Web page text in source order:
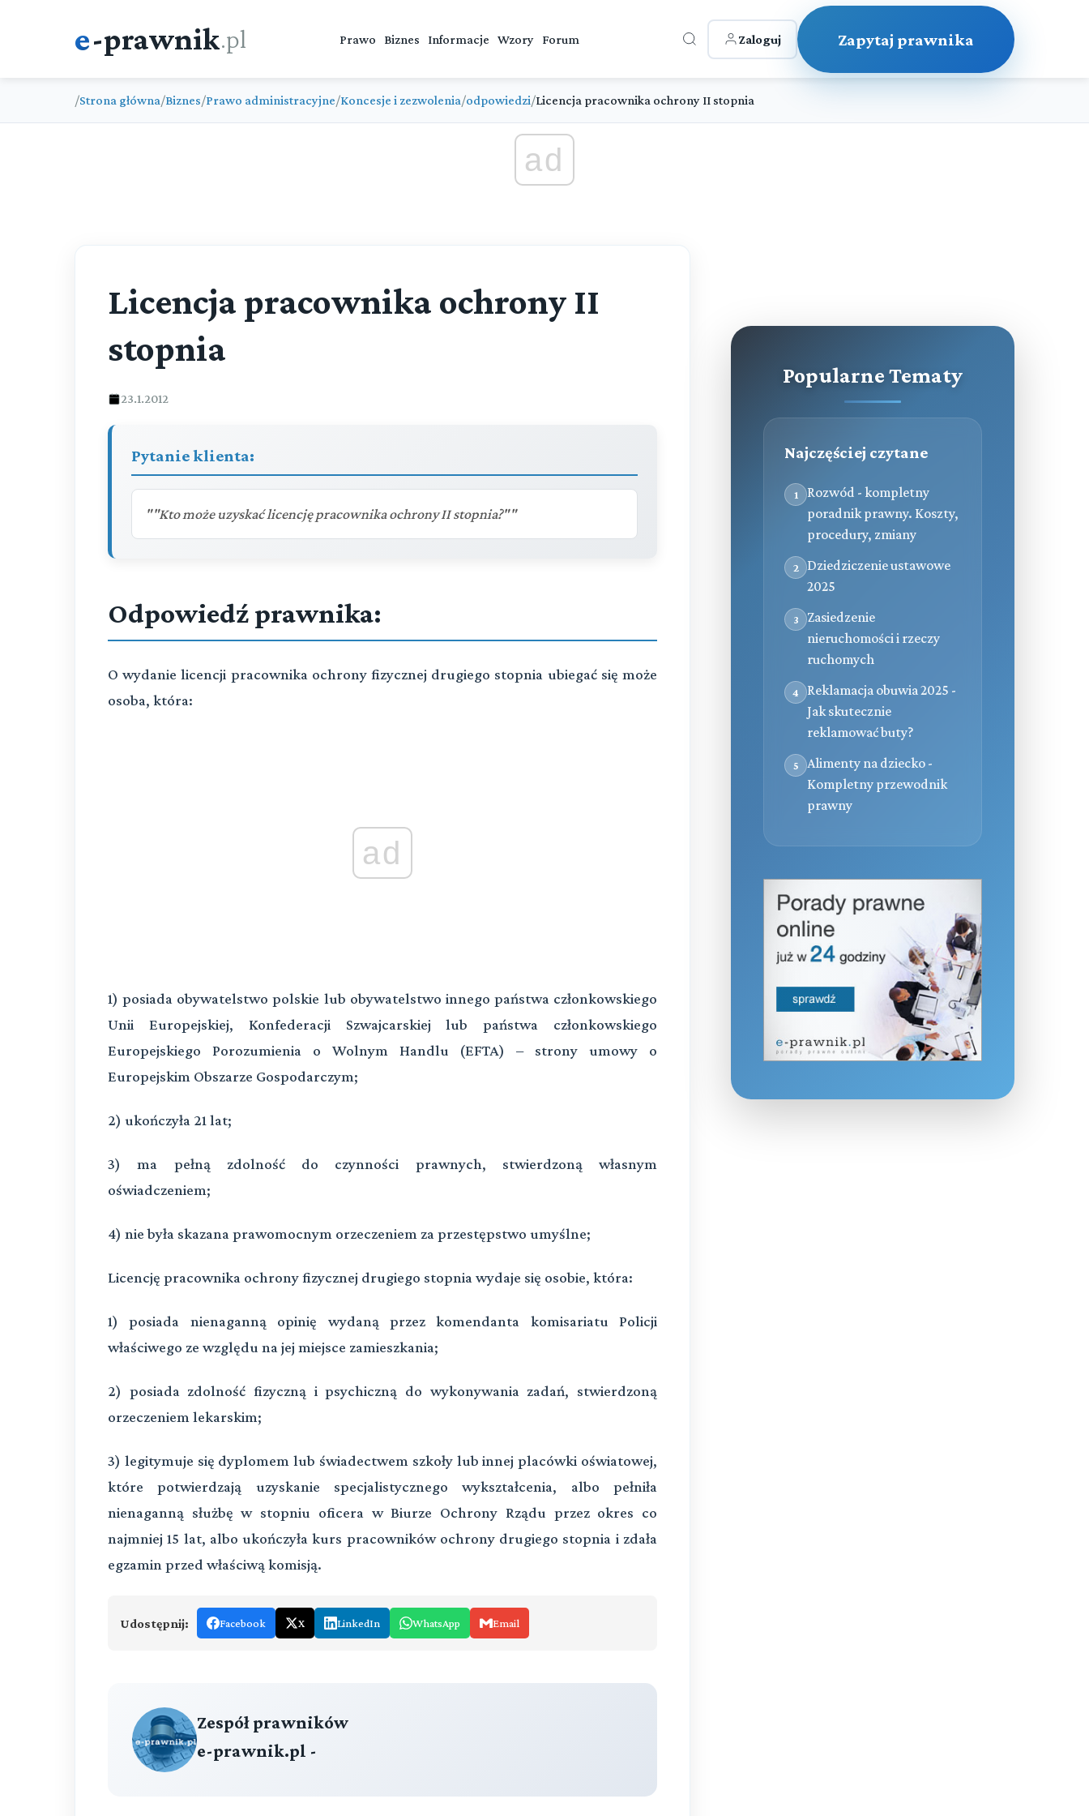
e-prawnik.pl Prawo Biznes Informacje Wzory Forum Zaloguj Zapytaj prawnika
/Strona główna/Biznes/Prawo administracyjne/Koncesje i zezwolenia/odpowiedzi/Licencja pracownika ochrony II stopnia
ad
Licencja pracownika ochrony II
stopnia
23.1.2012
Pytanie klienta:
""Kto może uzyskać licencję pracownika ochrony II stopnia?""
Odpowiedź prawnika:
O wydanie licencji pracownika ochrony fizycznej drugiego stopnia ubiegać się może
osoba, która:
ad
1) posiada obywatelstwo polskie lub obywatelstwo innego państwa członkowskiego
Unii Europejskiej, Konfederacji Szwajcarskiej lub państwa członkowskiego
Europejskiego Porozumienia o Wolnym Handlu (EFTA) – strony umowy o
Europejskim Obszarze Gospodarczym;
2) ukończyła 21 lat;
3) ma pełną zdolność do czynności prawnych, stwierdzoną własnym
oświadczeniem;
4) nie była skazana prawomocnym orzeczeniem za przestępstwo umyślne;
Licencję pracownika ochrony fizycznej drugiego stopnia wydaje się osobie, która:
1) posiada nienaganną opinię wydaną przez komendanta komisariatu Policji
właściwego ze względu na jej miejsce zamieszkania;
2) posiada zdolność fizyczną i psychiczną do wykonywania zadań, stwierdzoną
orzeczeniem lekarskim;
3) legitymuje się dyplomem lub świadectwem szkoły lub innej placówki oświatowej,
które potwierdzają uzyskanie specjalistycznego wykształcenia, albo pełniła
nienaganną służbę w stopniu oficera w Biurze Ochrony Rządu przez okres co
najmniej 15 lat, albo ukończyła kurs pracowników ochrony drugiego stopnia i zdała
egzamin przed właściwą komisją.
Udostępnij: Facebook X LinkedIn WhatsApp Email
Zespół prawników
e-prawnik.pl -
Popularne Tematy
Najczęściej czytane
1
Rozwód - kompletny
poradnik prawny. Koszty,
procedury, zmiany
2
Dziedziczenie ustawowe
2025
3
Zasiedzenie
nieruchomości i rzeczy
ruchomych
4
Reklamacja obuwia 2025 -
Jak skutecznie
reklamować buty?
5
Alimenty na dziecko -
Kompletny przewodnik
prawny